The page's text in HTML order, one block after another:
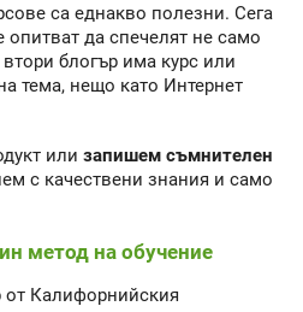
са еднакво полезни. Сега
да спечелят не само
блогър има курс или
тема, нещо като Интернет
или запишем съмнителен
с качествени знания и само
метод на обучение
Калифорнийския